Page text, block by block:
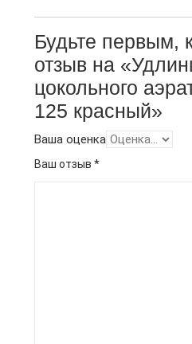
Будьте первым,
отзыв на
цокольного
125 красный»
Ваша оценка
Ваш отзыв *